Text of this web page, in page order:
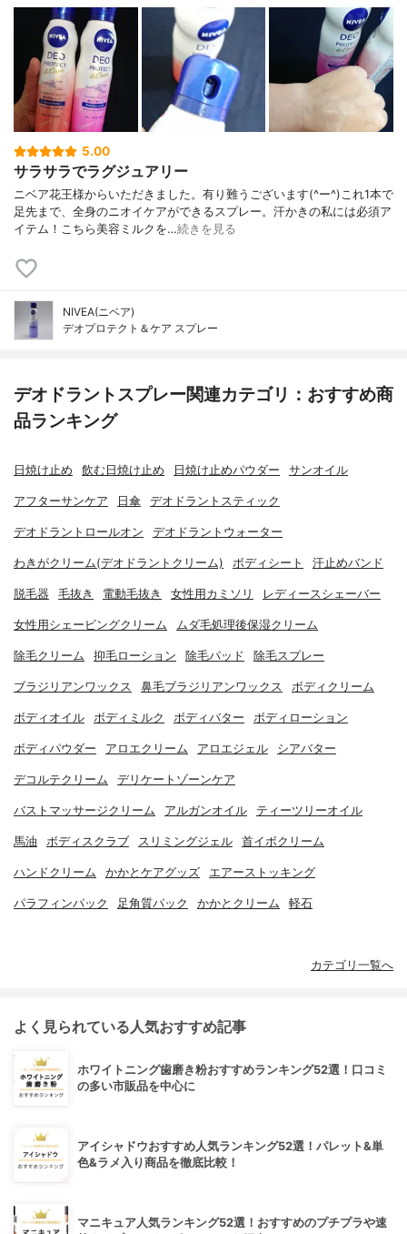
5.00
サラサラでラグジュアリー
ニベア花王様からいただきました。有り難うございます(^ー^)これ1本で
足先まで、全身のニオイケアができるスプレー。汗かきの私には必須ア
イテム！こちら美容ミルクを…続きを見る
NIVEA(ニベア)
デオプロテクト＆ケア スプレー
デオドラントスプレー関連カテゴリ：おすすめ商
品ランキング
日焼け止め 飲む日焼け止め 日焼け止めパウダー サンオイル
アフターサンケア 日傘 デオドラントスティック
デオドラントロールオン デオドラントウォーター
わきがクリーム(デオドラントクリーム) ボディシート 汗止めバンド
脱毛器 毛抜き 電動毛抜き 女性用カミソリ レディースシェーバー
女性用シェービングクリーム ムダ毛処理後保湿クリーム
除毛クリーム 抑毛ローション 除毛パッド 除毛スプレー
ブラジリアンワックス 鼻毛ブラジリアンワックス ボディクリーム
ボディオイル ボディミルク ボディバター ボディローション
ボディパウダー アロエクリーム アロエジェル シアバター
デコルテクリーム デリケートゾーンケア
バストマッサージクリーム アルガンオイル ティーツリーオイル
馬油 ボディスクラブ スリミングジェル 首イボクリーム
ハンドクリーム かかとケアグッズ エアーストッキング
パラフィンパック 足角質パック かかとクリーム 軽石
カテゴリ一覧へ
よく見られている人気おすすめ記事
ホワイトニング歯磨き粉おすすめランキング52選！口コミ
の多い市販品を中心に
アイシャドウおすすめ人気ランキング52選！パレット&単
色&ラメ入り商品を徹底比較！
マニキュア人気ランキング52選！おすすめのプチプラや速